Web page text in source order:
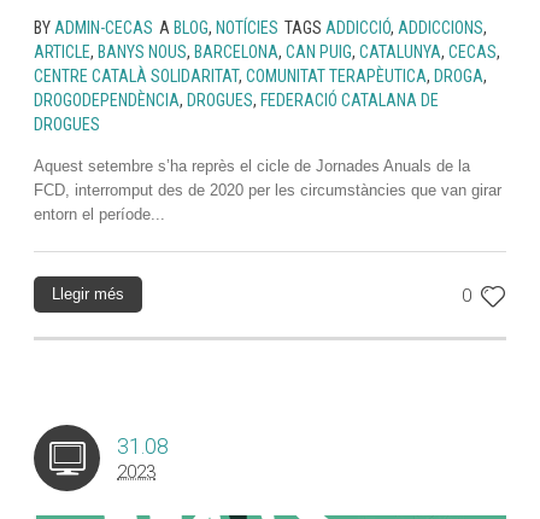
BY ADMIN-CECAS A BLOG, NOTÍCIES TAGS ADDICCIÓ, ADDICCIONS,
ARTICLE, BANYS NOUS, BARCELONA, CAN PUIG, CATALUNYA, CECAS,
CENTRE CATALÀ SOLIDARITAT, COMUNITAT TERAPÈUTICA, DROGA,
DROGODEPENDÈNCIA, DROGUES, FEDERACIÓ CATALANA DE
DROGUES
Aquest setembre s’ha reprès el cicle de Jornades Anuals de la
FCD, interromput des de 2020 per les circumstàncies que van girar
entorn el període...
0
Llegir més
31.08
2023